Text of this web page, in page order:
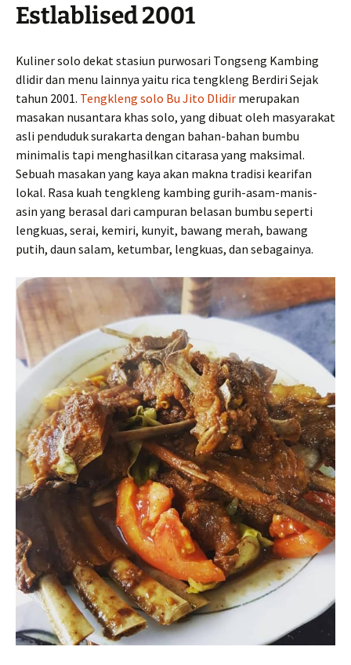
Estlablised 2001
Kuliner solo dekat stasiun purwosari Tongseng Kambing
dlidir dan menu lainnya yaitu rica tengkleng Berdiri Sejak
tahun 2001. Tengkleng solo Bu Jito Dlidir merupakan
masakan nusantara khas solo, yang dibuat oleh masyarakat
asli penduduk surakarta dengan bahan-bahan bumbu
minimalis tapi menghasilkan citarasa yang maksimal.
Sebuah masakan yang kaya akan makna tradisi kearifan
lokal. Rasa kuah tengkleng kambing gurih-asam-manis-
asin yang berasal dari campuran belasan bumbu seperti
lengkuas, serai, kemiri, kunyit, bawang merah, bawang
putih, daun salam, ketumbar, lengkuas, dan sebagainya.